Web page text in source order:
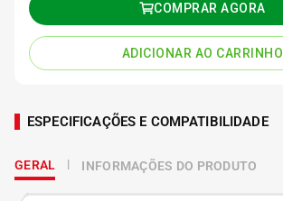
COMPRAR AGORA
ADICIONAR AO CARRINHO
ESPECIFICAÇÕES E COMPATIBILIDADE
GERAL INFORMAÇÕES DO PRODUTO